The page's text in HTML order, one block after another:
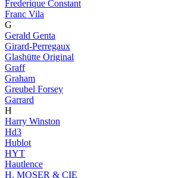
Frederique Constant
Franc Vila
G
Gerald Genta
Girard-Perregaux
Glashütte Original
Graff
Graham
Greubel Forsey
Garrard
H
Harry Winston
Hd3
Hublot
HYT
Hautlence
H. MOSER & CIE